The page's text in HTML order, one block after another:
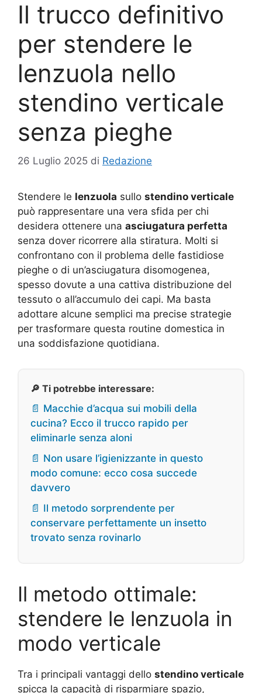
Il trucco definitivo
per stendere le
lenzuola nello
stendino verticale
senza pieghe
26 Luglio 2025 di Redazione
Stendere le lenzuola sullo stendino verticale
può rappresentare una vera sfida per chi
desidera ottenere una asciugatura perfetta
senza dover ricorrere alla stiratura. Molti si
confrontano con il problema delle fastidiose
pieghe o di un’asciugatura disomogenea,
spesso dovute a una cattiva distribuzione del
tessuto o all’accumulo dei capi. Ma basta
adottare alcune semplici ma precise strategie
per trasformare questa routine domestica in
una soddisfazione quotidiana.
🔎 Ti potrebbe interessare:
📄 Macchie d’acqua sui mobili della
cucina? Ecco il trucco rapido per
eliminarle senza aloni
📄 Non usare l’igienizzante in questo
modo comune: ecco cosa succede
davvero
📄 Il metodo sorprendente per
conservare perfettamente un insetto
trovato senza rovinarlo
Il metodo ottimale:
stendere le lenzuola in
modo verticale
Tra i principali vantaggi dello stendino verticale
spicca la capacità di risparmiare spazio,